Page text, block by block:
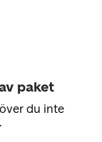
paket
du inte